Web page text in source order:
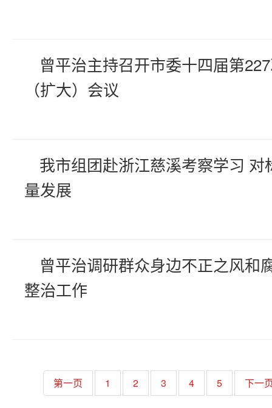
曾平治主持召开市委十四届第
（扩大）会议
我市组团赴浙江慈溪考察学习 对
量发展
曾平治调研群众身边不正之风和
整治工作
第一页 1 2 3 4 5 下一